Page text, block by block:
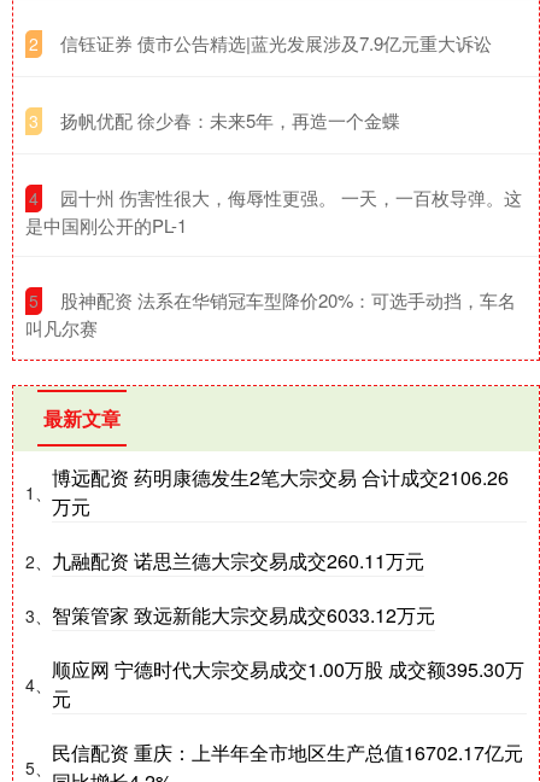
2 ​信钰证券 债市公告精选|蓝光发展涉及7.9亿元重大诉讼
3 ​扬帆优配 徐少春：未来5年，再造一个金蝶
4
​园十州 伤害性很大，侮辱性更强。 一天，一百枚导弹。这
是中国刚公开的PL-1
5
​股神配资 法系在华销冠车型降价20%：可选手动挡，车名
叫凡尔赛
最新文章
1、
博远配资 药明康德发生2笔大宗交易 合计成交2106.26
万元
2、 九融配资 诺思兰德大宗交易成交260.11万元
3、 智策管家 致远新能大宗交易成交6033.12万元
4、
顺应网 宁德时代大宗交易成交1.00万股 成交额395.30万
元
5、
民信配资 重庆：上半年全市地区生产总值16702.17亿元